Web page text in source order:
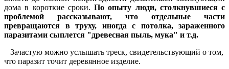
дома в короткие сроки. По опыту люди, столкнувшиеся с
проблемой рассказывают, что отдельные части
превращаются в труху, иногда с потолка, зараженного
паразитами сыплется "древесная пыль, мука" и т.д.
Зачастую можно услышать треск, свидетельствующий о том,
что паразит точит деревянное изделие.